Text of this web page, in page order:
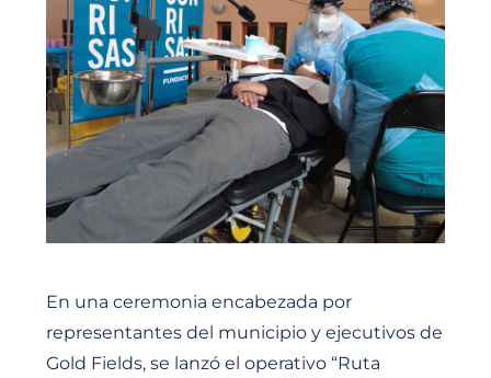
En una ceremonia encabezada por
representantes del municipio y ejecutivos de
Gold Fields, se lanzó el operativo “Ruta